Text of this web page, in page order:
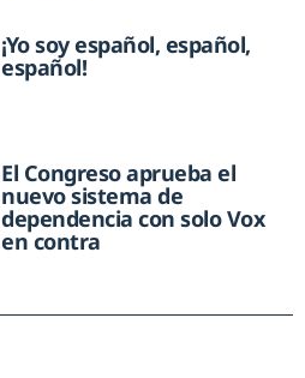
¡Yo soy español, español,
español!
El Congreso aprueba el
nuevo sistema de
dependencia con solo Vox
en contra